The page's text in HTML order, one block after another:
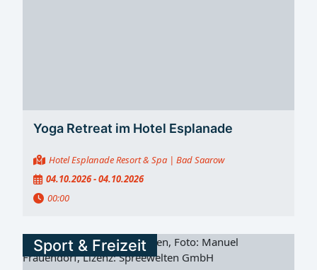
Yoga Retreat im Hotel Esplanade
Hotel Esplanade Resort & Spa | Bad Saarow
04.10.2026 - 04.10.2026
00:00
Sport & Freizeit